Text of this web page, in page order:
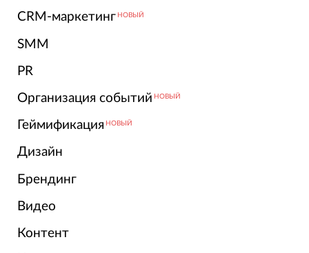
CRM-маркетинг НОВЫЙ
SMM
PR
Организация событий НОВЫЙ
Геймификация НОВЫЙ
Дизайн
Брендинг
Видео
Контент